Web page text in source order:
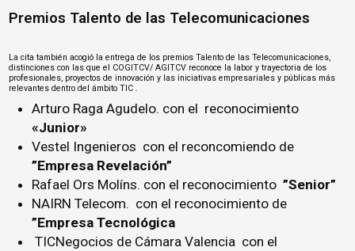
Premios Talento de las Telecomunicaciones
La cita también acogió la entrega de los premios Talento de las Telecomunicaciones,
distinciones con las que el COGITCV/ AGITCV reconoce la labor y trayectoria de los
profesionales, proyectos de innovación y las iniciativas empresariales y públicas más
relevantes dentro del ámbito TIC .
Arturo Raga Agudelo. con el reconocimiento
«Junior»
Vestel Ingenieros con el reconcomiendo de
”Empresa Revelación”
Rafael Ors Molíns. con el reconocimiento”Senior”
NAIRN Telecom. con el reconocimiento de
”Empresa Tecnológica
TICNegocios de Cámara Valencia con el